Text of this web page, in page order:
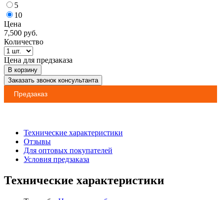
5
10
Цена
7,500 руб.
Количество
Цена для предзаказа
В корзину
Заказать звонок консультанта
Предзаказ
Технические характеристики
Отзывы
Для оптовых покупателей
Условия предзаказа
Технические характеристики